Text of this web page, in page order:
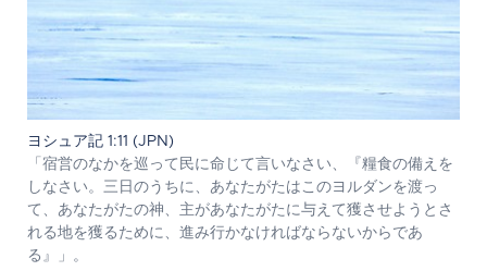
ヨシュア記 1:11 (JPN)
「宿営のなかを巡って民に命じて言いなさい、『糧食の備えを
しなさい。三日のうちに、あなたがたはこのヨルダンを渡っ
て、あなたがたの神、主があなたがたに与えて獲させようとさ
れる地を獲るために、進み行かなければならないからであ
る』」。